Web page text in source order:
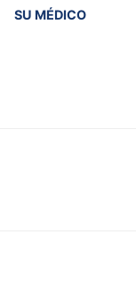
SU MÉDICO